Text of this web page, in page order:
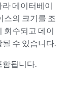
데이터베이
스의 크기를 조
회수되고 데이
수 있습니다.
함됩니다.